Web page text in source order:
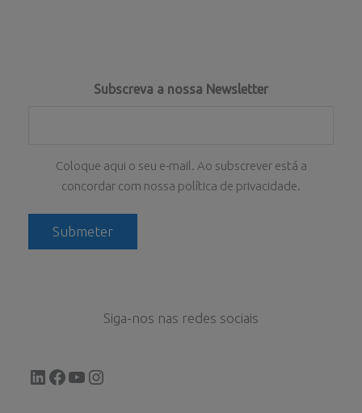
Subscreva a nossa Newsletter
Coloque aqui o seu e-mail. Ao subscrever está a
concordar com nossa política de privacidade.
Siga-nos nas redes sociais
LinkedIn
Facebook
YouTube
Instagram